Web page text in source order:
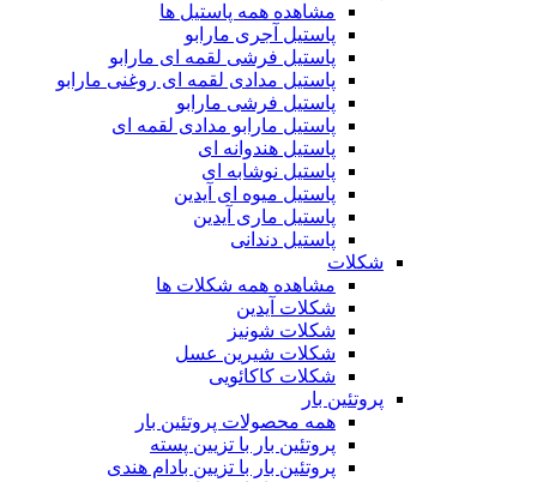
مشاهده همه پاستیل ها
پاستیل آجری مارابو
پاستیل فرشی لقمه ای مارابو
پاستیل مدادی لقمه ای روغنی مارابو
پاستیل فرشی مارابو
پاستیل مارابو مدادی لقمه ای
پاستیل هندوانه ای
پاستیل نوشابه ای
پاستیل میوه ای آیدین
پاستیل ماری آیدین
پاستیل دندانی
شکلات
مشاهده همه شکلات ها
شکلات آیدین
شکلات شونیز
شکلات شیرین عسل
شکلات کاکائویی
پروتئین بار
همه محصولات پروتئین بار
پروتئین بار با تزیین پسته
پروتئین بار با تزیین بادام هندی